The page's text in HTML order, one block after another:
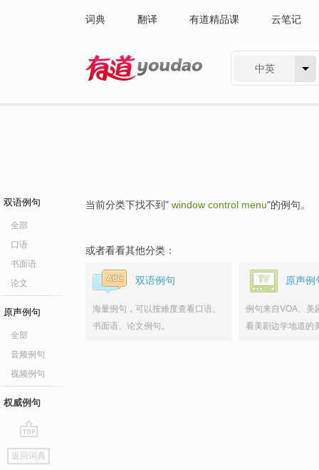
词典 翻译 有道精品课 云笔记
中英
双语例句
全部
口语
书面语
论文
原声例句
全部
音频例句
视频例句
权威例句
go
top
返回词典
当前分类下找不到" window control menu"的例句。
或者看看其他分类：
双语例句
海量例句，可以按难度查看口语、
书面语、论文例句。
原声例
例句来自VOA、美
看美剧边学地道的